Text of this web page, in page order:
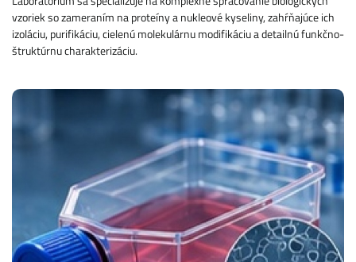
vzoriek so zameraním na proteíny a nukleové kyseliny, zahŕňajúce ich
izoláciu, purifikáciu, cielenú molekulárnu modifikáciu a detailnú funkčno-
štruktúrnu charakterizáciu.